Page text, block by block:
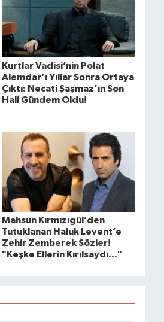
Kurtlar Vadisi’nin Polat
Alemdar’ı Yıllar Sonra Ortaya
Çıktı: Necati Şaşmaz’ın Son
Hali Gündem Oldu!
Mahsun Kırmızıgül’den
Tutuklanan Haluk Levent’e
Zehir Zemberek Sözler!
"Keşke Ellerin Kırılsaydı..."